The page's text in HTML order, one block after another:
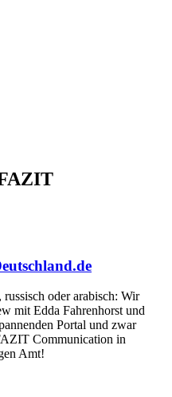
oder arabisch: Wir
mit Edda Fahrenhorst und
Portal und zwar
Communication in
Amt!